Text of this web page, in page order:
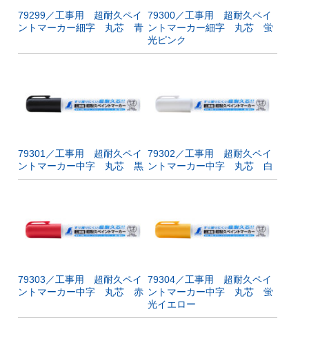
79299／工事用 超耐久ペイ
ントマーカー細字 丸芯 青
79300／工事用 超耐久ペイ
ントマーカー細字 丸芯 蛍
光ピンク
79301／工事用 超耐久ペイ
ントマーカー中字 丸芯 黒
79302／工事用 超耐久ペイ
ントマーカー中字 丸芯 白
79303／工事用 超耐久ペイ
ントマーカー中字 丸芯 赤
79304／工事用 超耐久ペイ
ントマーカー中字 丸芯 蛍
光イエロー